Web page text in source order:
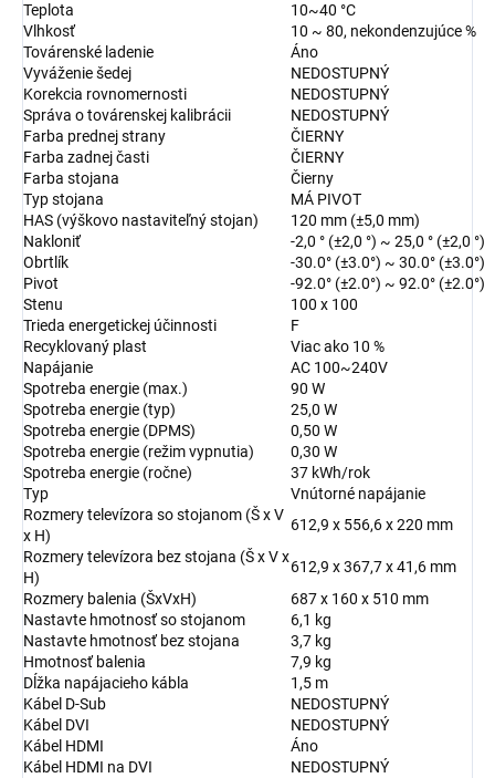
Teplota
10~40 °C
Vlhkosť
10 ~ 80, nekondenzujúce %
Továrenské ladenie
Áno
Vyváženie šedej
NEDOSTUPNÝ
Korekcia rovnomernosti
NEDOSTUPNÝ
Správa o továrenskej kalibrácii
NEDOSTUPNÝ
Farba prednej strany
ČIERNY
Farba zadnej časti
ČIERNY
Farba stojana
Čierny
Typ stojana
MÁ PIVOT
HAS (výškovo nastaviteľný stojan)
120 mm (±5,0 mm)
Nakloniť
-2,0 ° (±2,0 °) ~ 25,0 ° (±2,0 °)
Obrtlík
-30.0° (±3.0°) ~ 30.0° (±3.0°)
Pivot
-92.0° (±2.0°) ~ 92.0° (±2.0°)
Stenu
100 x 100
Trieda energetickej účinnosti
F
Recyklovaný plast
Viac ako 10 %
Napájanie
AC 100~240V
Spotreba energie (max.)
90 W
Spotreba energie (typ)
25,0 W
Spotreba energie (DPMS)
0,50 W
Spotreba energie (režim vypnutia)
0,30 W
Spotreba energie (ročne)
37 kWh/rok
Typ
Vnútorné napájanie
Rozmery televízora so stojanom (Š x V
x H)
612,9 x 556,6 x 220 mm
Rozmery televízora bez stojana (Š x V x
H)
612,9 x 367,7 x 41,6 mm
Rozmery balenia (ŠxVxH)
687 x 160 x 510 mm
Nastavte hmotnosť so stojanom
6,1 kg
Nastavte hmotnosť bez stojana
3,7 kg
Hmotnosť balenia
7,9 kg
Dĺžka napájacieho kábla
1,5 m
Kábel D-Sub
NEDOSTUPNÝ
Kábel DVI
NEDOSTUPNÝ
Kábel HDMI
Áno
Kábel HDMI na DVI
NEDOSTUPNÝ